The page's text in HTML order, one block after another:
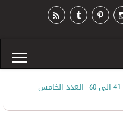
العدد الخامس